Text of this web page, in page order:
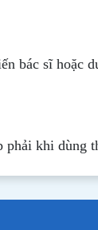
bác sĩ hoặc
phải khi dùng